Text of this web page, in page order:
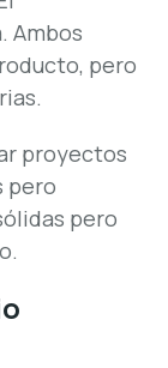
Ambos
pero
proyectos
pero
pero